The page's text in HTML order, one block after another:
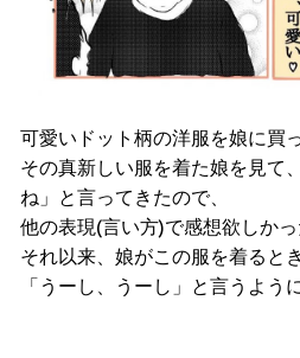
可愛いドット柄の洋服を娘に買
その真新しい服を着た娘を見て
ね」と言ってきたので、
他の表現(言い方)で感想欲しかっ
それ以来、娘がこの服を着ると
「うーし、うーし」と言うよう